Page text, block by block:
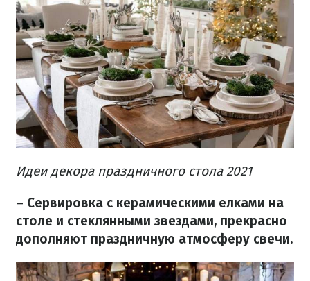
Идеи декора праздничного стола 2021
– Сервировка с керамическими елками на
столе и стеклянными звездами, прекрасно
дополняют праздничную атмосферу свечи.